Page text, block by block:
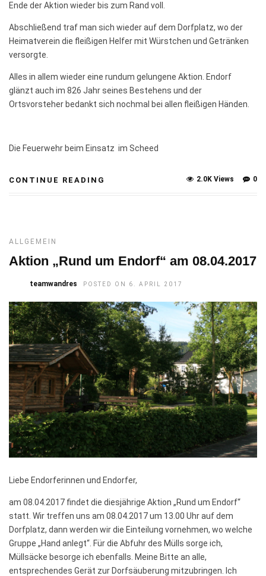
Ende der Aktion wieder bis zum Rand voll.
Abschließend traf man sich wieder auf dem Dorfplatz, wo der
Heimatverein die fleißigen Helfer mit Würstchen und Getränken
versorgte.
Alles in allem wieder eine rundum gelungene Aktion. Endorf
glänzt auch im 826 Jahr seines Bestehens und der
Ortsvorsteher bedankt sich nochmal bei allen fleißigen Händen.
Die Feuerwehr beim Einsatz im Scheed
CONTINUE READING 0
2.0K Views
ALLGEMEIN
Aktion „Rund um Endorf“ am 08.04.2017
teamwandres POSTED ON 6. APRIL 2017
Liebe Endorferinnen und Endorfer,
am 08.04.2017 findet die diesjährige Aktion „Rund um Endorf“
statt. Wir treffen uns am 08.04.2017 um 13.00 Uhr auf dem
Dorfplatz, dann werden wir die Einteilung vornehmen, wo welche
Gruppe „Hand anlegt“. Für die Abfuhr des Mülls sorge ich,
Müllsäcke besorge ich ebenfalls. Meine Bitte an alle,
entsprechendes Gerät zur Dorfsäuberung mitzubringen. Ich